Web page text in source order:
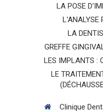
LA POSE
L'ANALYSE
LA
GREFFE
LES IMPLANTS :
LE
Clinique